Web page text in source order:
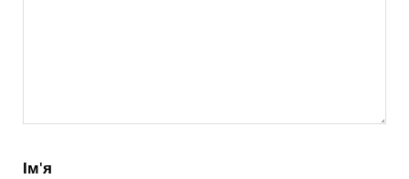
Ім'я